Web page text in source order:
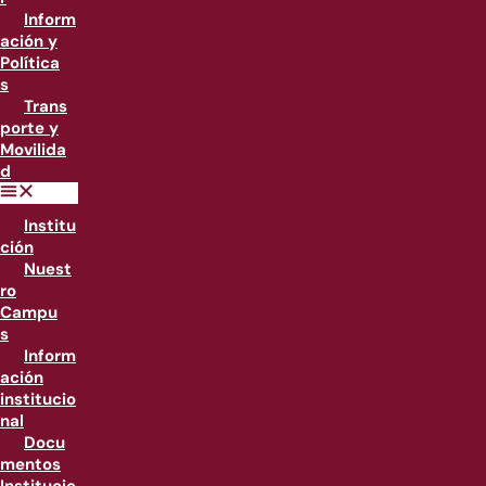
Inform
ación y
Política
s
Trans
porte y
Movilida
d
Institu
ción
Nuest
ro
Campu
s
Inform
ación
institucio
nal
Docu
mentos